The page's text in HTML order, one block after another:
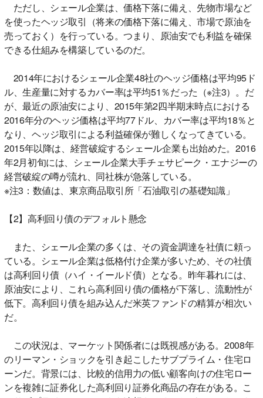
ただし、シェール企業は、価格下落に備え、先物市場など
を使ったヘッジ取引（将来の価格下落に備え、市場で原油を
売っておく）を行っている。つまり、原油安でも利益を確保
できる仕組みを構築しているのだ。
2014年におけるシェール企業48社のヘッジ価格は平均95ド
ル、生産量に対するカバー率は平均51％だった（※注3）。だ
が、最近の原油安により、2015年第2四半期末時点における
2016年分のヘッジ価格は平均77ドル、カバー率は平均18％と
なり、ヘッジ取引による利益確保が難しくなってきている。
2015年以降は、経営破綻するシェール企業も出始めた。2016
年2月初旬には、シェール企業大手チェサピーク・エナジーの
経営破綻の噂が流れ、同社株が急落している。
※注3：数値は、東京商品取引所「石油取引の基礎知識」
【2】高利回り債のデフォルト懸念
また、シェール企業の多くは、その資金調達を社債に頼っ
ている。シェール企業は低格付け企業が多いため、その社債
は高利回り債（ハイ・イールド債）となる。昨年暮れには、
原油安により、これら高利回り債の価格が下落し、流動性が
低下。高利回り債を組み込んだ米英ファンドの精算が相次い
だ。
この状況は、マーケット関係者には既視感がある。2008年
のリーマン・ショックを引き起こしたサブプライム・住宅ロ
ーンだ。背景には、比較的信用力の低い顧客向けの住宅ロー
ンを複雑に証券化した高利回り証券化商品の存在がある。こ